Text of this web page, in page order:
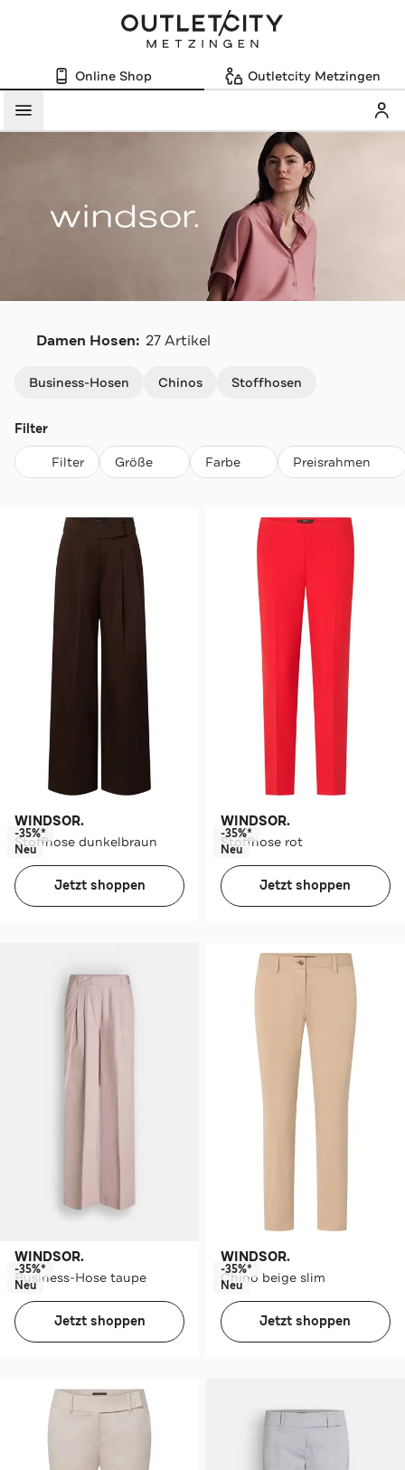
Online Shop Outletcity Metzingen
Menü
Damen Hosen: 27 Artikel
Business-Hosen Chinos Stoffhosen
Filter
Filter Größe Farbe Preisrahmen
WINDSOR.
Stoffhose dunkelbraun
-35%*
Neu
Jetzt shoppen
WINDSOR.
Stoffhose rot
-35%*
Neu
Jetzt shoppen
WINDSOR.
Business-Hose taupe
-35%*
Neu
Jetzt shoppen
WINDSOR.
Chino beige slim
-35%*
Neu
Jetzt shoppen